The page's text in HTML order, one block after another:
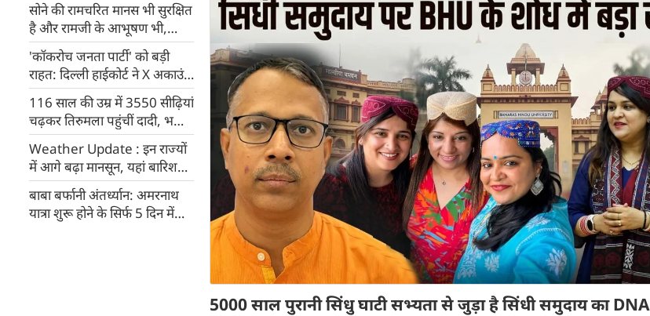
सोने की रामचरित मानस भी सुरक्षित
है और रामजी के आभूषण भी,
गोविंद देव गिरि ने दिखाईं वस्तुएं
'कॉकरोच जनता पार्टी' को बड़ी
राहत: दिल्ली हाईकोर्ट ने X अकाउंट
बहाल किया, केंद्र सरकार का आदेश
रद्द
116 साल की उम्र में 3550 सीढ़ियां
चढ़कर तिरुमला पहुंचीं दादी, भक्ति
देख भावुक हुए CM चंद्रबाबू नायडू
[VIDEO]
Weather Update : इन राज्यों
में आगे बढ़ा मानसून, यहां बारिश
और बाढ़ ने मचाई तबाही, कैसा है
मुंबई का हाल?
बाबा बर्फानी अंतर्ध्यान: अमरनाथ
यात्रा शुरू होने के सिर्फ 5 दिन में
5000 साल पुरानी सिंधु घाटी सभ्यता से जुड़ा है सिंधी समुदाय का DNA